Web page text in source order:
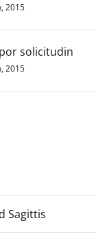
2015
solicitudin
2015
Sagittis